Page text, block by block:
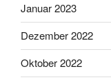
Januar 2023
Dezember 2022
Oktober 2022